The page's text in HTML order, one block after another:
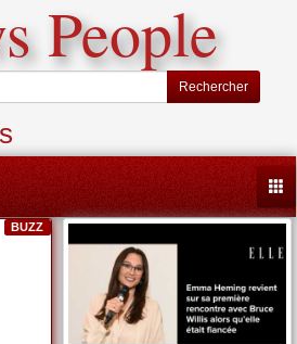
People
Rechercher
BUZZ